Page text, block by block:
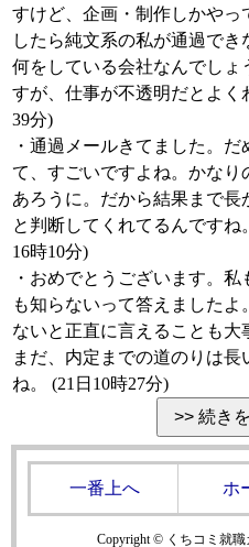
すけど、企画・制作しかやっ
したら純文系の私が通過で
何をしている会社なんでし
すが、仕事が不透明だとよく
39分)
・通過メールきてました。
て、すごいですよね。かな
あろうに。だから結果まで
と判断してくれてるんですね
16時10分)
・おめでとうございます。
も知らないって答えました
ないと正直に言えることも
まだ、内定までの道のりは長
ね。 (21日10時27分)
一番上へ ホ
Copyright © くちコミ就職